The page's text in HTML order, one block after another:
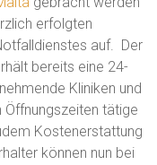
erfolgten
auf. Der
bereits eine 24-
Kliniken und
Öffnungszeiten tätige
Kostenerstattung
können nun bei